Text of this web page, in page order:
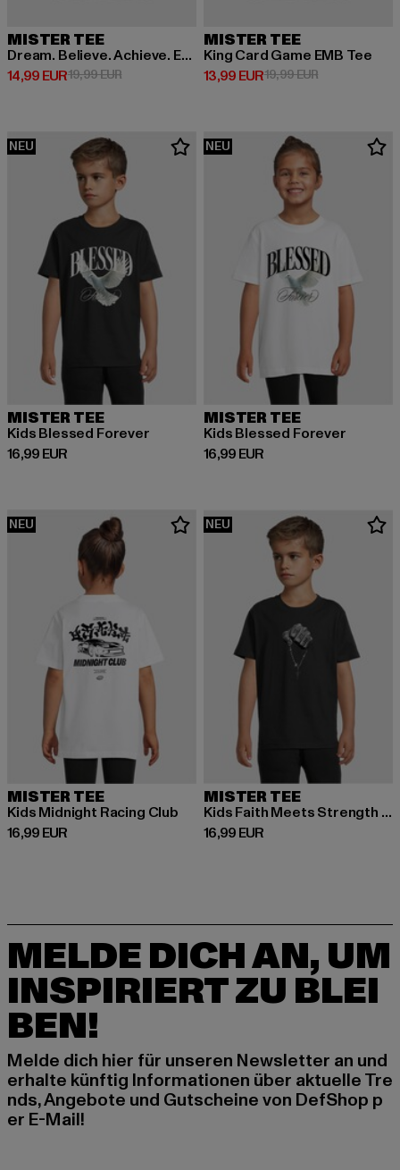
MISTER TEE
Dream. Believe. Achieve. EMB Tee
14,99 EUR
Derzeitiger Preis: 14,99 EUR
19,99 EURAktionspreis: 19,99 EUR
MISTER TEE
King Card Game EMB Tee
13,99 EUR
Derzeitiger Preis: 13,99 EUR
19,99 EURAktionspreis:
NEU
MISTER TEE
Kids Blessed Forever
16,99 EUR
Derzeitiger Preis: 16,99 EUR
NEU
MISTER TEE
Kids Blessed Forever
16,99 EUR
Derzeitiger Preis: 16,99 EUR
NEU
MISTER TEE
Kids Midnight Racing Club
16,99 EUR
Derzeitiger Preis: 16,99 EUR
NEU
MISTER TEE
Kids Faith Meets Strength Tee
16,99 EUR
Derzeitiger Preis: 16,99 EUR
MELDE DICH AN, UM
INSPIRIERT ZU BLEI
BEN!
Melde dich hier für unseren Newsletter an und
erhalte künftig Informationen über aktuelle Tre
nds, Angebote und Gutscheine von DefShop p
er E-Mail!